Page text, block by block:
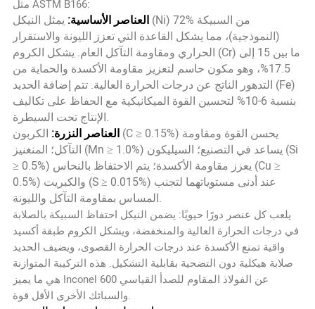
مثل ASTM B166:
العناصر الأساسية: يمثل النيكل (Ni) 72% من السبيكة
(النموذجية)، مما يشكل القاعدة التي تعزز الليونة والاستقرار
الحراري ومقاومة التآكل العام. يشكل الكروم (Cr) ما بين 15 إلى
17.5%، وهو مكون حاسم لتعزيز مقاومة الأكسدة والحماية من
التدهور الناتج عن درجات الحرارة العالية. تتم إضافة الحديد (Fe)
بنسبة 6-10% لتحسين القوة الميكانيكية مع الحفاظ على تكاليف
الإنتاج تحت السيطرة.
العناصر النزرة: الكربون (C ≥ 0.15%) يحسن القوة ومقاومة
التآكل؛ المنغنيز (Mn ≥ 1.0%) يساعد في التصنيع؛ السيليكون (Si
≥ 0.5%) يعزز مقاومة الأكسدة؛ يتم الاحتفاظ بالنحاس (Cu ≥
0.5%) والكبريت (S ≥ 0.015%) عند أدنى مستوياتهما لتجنب
المساس بمقاومة التآكل والليونة.
يلعب كل عنصر دورًا حيويًا: يضمن النيكل احتفاظ السبيكة بالصلابة
في درجات الحرارة العالية والمنخفضة، ويشكل الكروم طبقة أكسيد
واقية تمنع الأكسدة عند درجات الحرارة القصوى، ويضيف الحديد
صلابة هيكلية دون التضحية بقابلية التشكيل. هذه التركيبة المتوازنة
هي ما يميز Inconel 600 عن الفولاذ المقاوم للصدأ القياسي
والسبائك الأخرى الأقل قوة.